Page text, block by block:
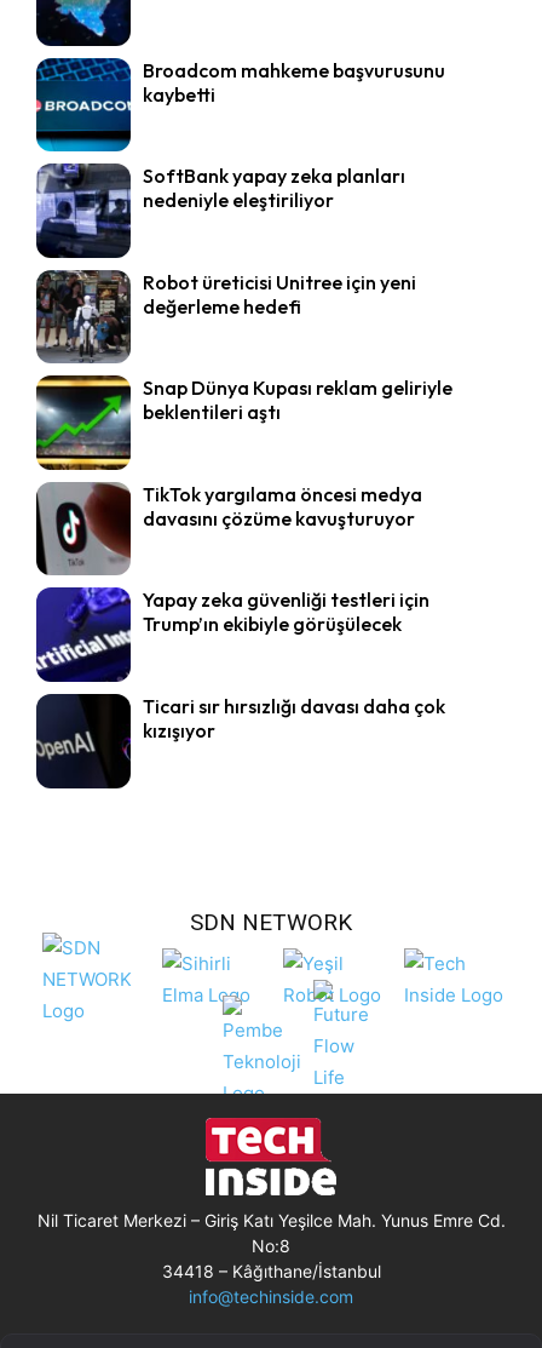
Broadcom mahkeme başvurusunu
kaybetti
SoftBank yapay zeka planları
nedeniyle eleştiriliyor
Robot üreticisi Unitree için yeni
değerleme hedefi
Snap Dünya Kupası reklam geliriyle
beklentileri aştı
TikTok yargılama öncesi medya
davasını çözüme kavuşturuyor
Yapay zeka güvenliği testleri için
Trump’ın ekibiyle görüşülecek
Ticari sır hırsızlığı davası daha çok
kızışıyor
SDN NETWORK
Nil Ticaret Merkezi – Giriş Katı Yeşilce Mah. Yunus Emre Cd.
No:8
34418 – Kâğıthane/İstanbul
info@techinside.com